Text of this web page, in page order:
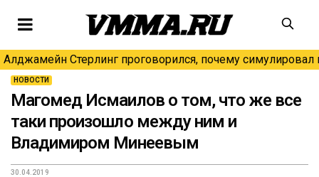
Алджамейн Стерлинг проговорился, почему симулировал
НОВОСТИ
Магомед Исмаилов о том, что же все
таки произошло между ним и
Владимиром Минеевым
30.04.2019